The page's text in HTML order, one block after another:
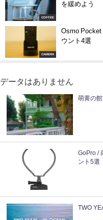
COFFEE
を緩めよう
CAMERA
Osmo Pocket
ウント4選
データはありません
萌黄の
GoPro /
ント5選
TWO